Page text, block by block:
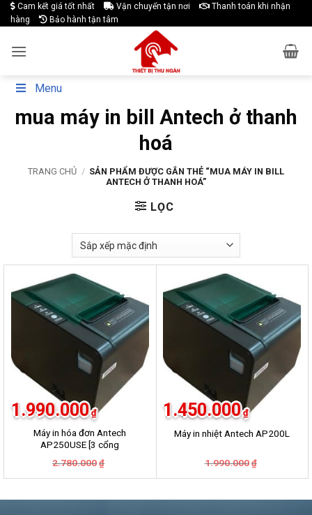
Skip
to
Cam kết giá tốt nhất Vận chuyển tận nơi
Thanh toán khi nhận
hàng
Bảo hành tận tâm
Menu
mua máy in bill Antech ở thanh
hoá
TRANG CHỦ / SẢN PHẨM ĐƯỢC GẮN THẺ “MUA MÁY IN BILL
ANTECH Ở THANH HOÁ”
LỌC
-28%
Máy in hóa đơn Antech
AP250USE [3 cổng
2.780.000 ₫
là:
1.990.000 ₫
tại
1.990.000₫.
-27%
Máy in nhiệt Antech AP200L
1.990.000 ₫
là:
1.450.000 ₫
tại
1.450.000₫.